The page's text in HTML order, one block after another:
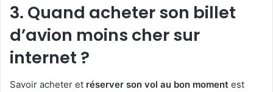
3. Quand acheter son billet
d’avion moins cher sur
internet ?
Savoir acheter et réserver son vol au bon moment est